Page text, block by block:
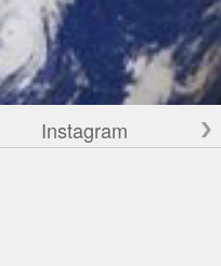
Instagram